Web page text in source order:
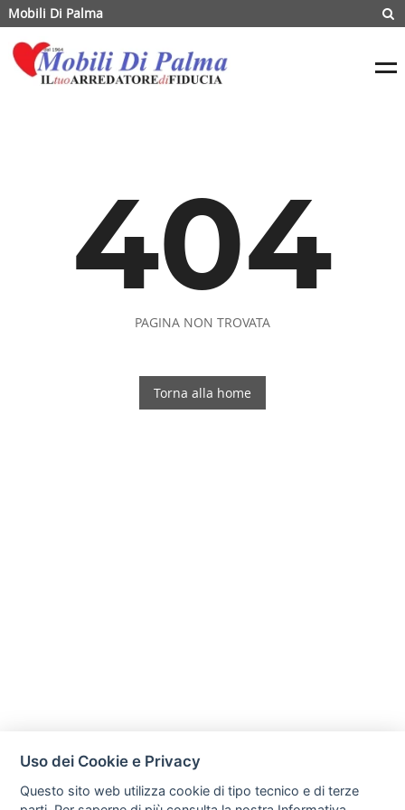
Mobili Di Palma
404
PAGINA NON TROVATA
Torna alla home
Uso dei Cookie e Privacy
Questo sito web utilizza cookie di tipo tecnico e di terze